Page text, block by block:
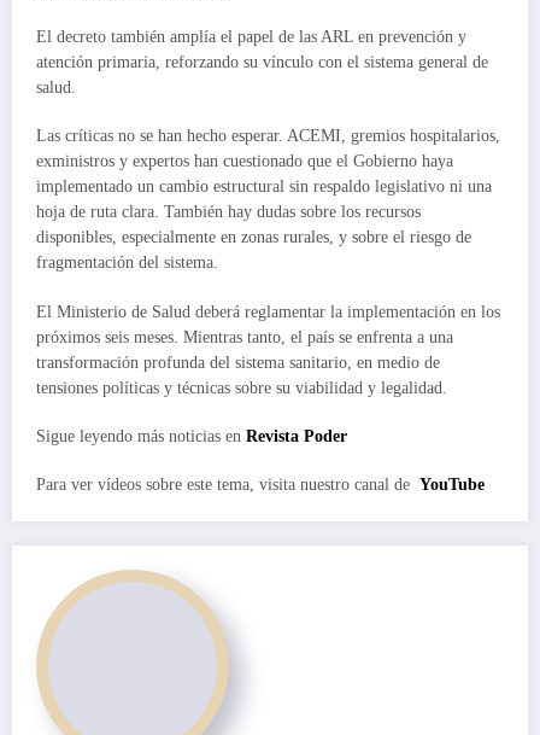
El decreto también amplía el papel de las ARL en prevención y
atención primaria, reforzando su vínculo con el sistema general de
salud.
Las críticas no se han hecho esperar. ACEMI, gremios hospitalarios,
exministros y expertos han cuestionado que el Gobierno haya
implementado un cambio estructural sin respaldo legislativo ni una
hoja de ruta clara. También hay dudas sobre los recursos
disponibles, especialmente en zonas rurales, y sobre el riesgo de
fragmentación del sistema.
El Ministerio de Salud deberá reglamentar la implementación en los
próximos seis meses. Mientras tanto, el país se enfrenta a una
transformación profunda del sistema sanitario, en medio de
tensiones políticas y técnicas sobre su viabilidad y legalidad.
Sigue leyendo más noticias en Revista Poder
Para ver vídeos sobre este tema, visita nuestro canal de YouTube